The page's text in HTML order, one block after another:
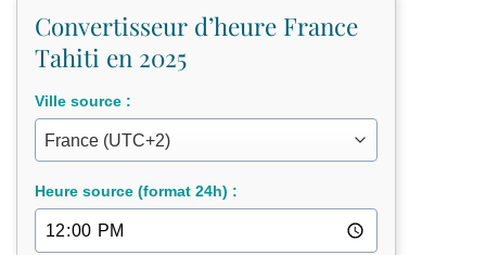
Convertisseur d’heure France
Tahiti en 2025
Ville source :
Heure source (format 24h) :